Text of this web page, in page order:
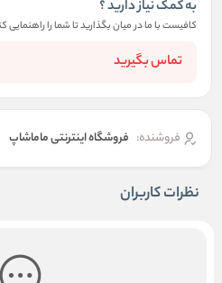
به کمک نیاز دارید ؟
کافیست با ما در میان بگذارید تا شما را راهنمایی
تماس بگیرید
فروشنده: فروشگاه اینترنتی ماماشاپ
نظرات کاربران